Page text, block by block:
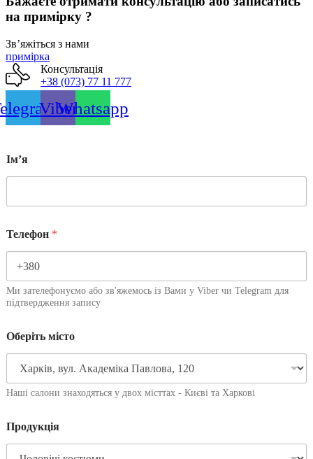
на примірку ?
Звʼяжіться з нами
примірка
Консультація
+38 (073) 77 11 777
ViberWhatsapp
Імʼя
Телефон *
Ми зателефонуємо або зв'яжемось із Вами у Viber чи Telegram для
підтвердження запису
Оберіть місто
Наші салони знаходяться у двох місттах - Києві та Харкові
Продукція